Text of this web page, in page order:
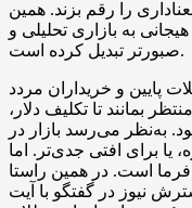
را رقم بزند. همین
به بازاری تحلیلی و
صبورتر تبدیل کرده است.
پایین و خریداران مردد
بمانند تا تکلیف دلار،
به‌نظر می‌رسد بازار در
یا برای افتی جدی‌تر. اما
است. در همین راستا
نیوز در گفتگو با آیت